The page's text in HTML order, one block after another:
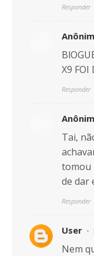
Responder
X9 FOI
Responder
Tai,
tomou
de dar
Responder
User
Nem